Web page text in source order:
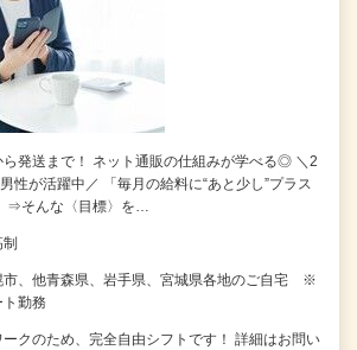
ら発送まで！ ネット通販の仕組みが学べる◎ ＼2
性が活躍中／ 「毎月の給料に“あと少し”プラス
⇒そんな〈目標〉を…
市、他青森県、岩手県、宮城県各地のご自宅 ※
ト勤務
ークのため、完全自由シフトです！ 詳細はお問い